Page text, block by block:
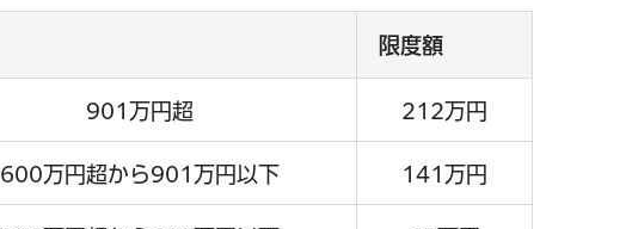
限度額
901万円超 212万円
600万円超から901万円以下 141万円